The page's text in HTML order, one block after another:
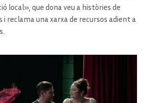
local», que dona veu a històries de
i reclama una xarxa de recursos adient a